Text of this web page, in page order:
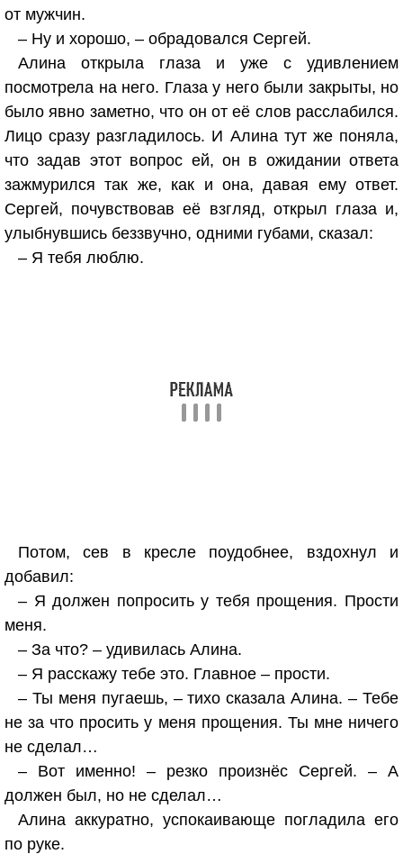
от мужчин.
– Ну и хорошо, – обрадовался Сергей.
Алина открыла глаза и уже с удивлением
посмотрела на него. Глаза у него были закрыты, но
было явно заметно, что он от её слов расслабился.
Лицо сразу разгладилось. И Алина тут же поняла,
что задав этот вопрос ей, он в ожидании ответа
зажмурился так же, как и она, давая ему ответ.
Сергей, почувствовав её взгляд, открыл глаза и,
улыбнувшись беззвучно, одними губами, сказал:
– Я тебя люблю.
Потом, сев в кресле поудобнее, вздохнул и
добавил:
– Я должен попросить у тебя прощения. Прости
меня.
– За что? – удивилась Алина.
– Я расскажу тебе это. Главное – прости.
– Ты меня пугаешь, – тихо сказала Алина. – Тебе
не за что просить у меня прощения. Ты мне ничего
не сделал…
– Вот именно! – резко произнёс Сергей. – А
должен был, но не сделал…
Алина аккуратно, успокаивающе погладила его
по руке.